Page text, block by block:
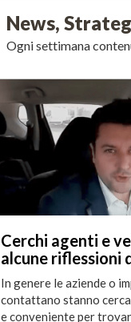
News,
Ogni settimana
Cerchi agenti e
alcune riflessioni
In genere le aziende o
contattano stanno
e conveniente per